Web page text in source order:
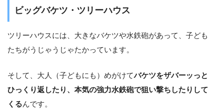
ビッグバケツ・ツリーハウス
ツリーハウスには、大きなバケツや水鉄砲があって、子ども
たちがうじゃうじゃたかっています。
そして、大人（子どもにも）めがけてバケツをザバーッっと
ひっくり返したり、本気の強力水鉄砲で狙い撃ちしたりして
くるんです。